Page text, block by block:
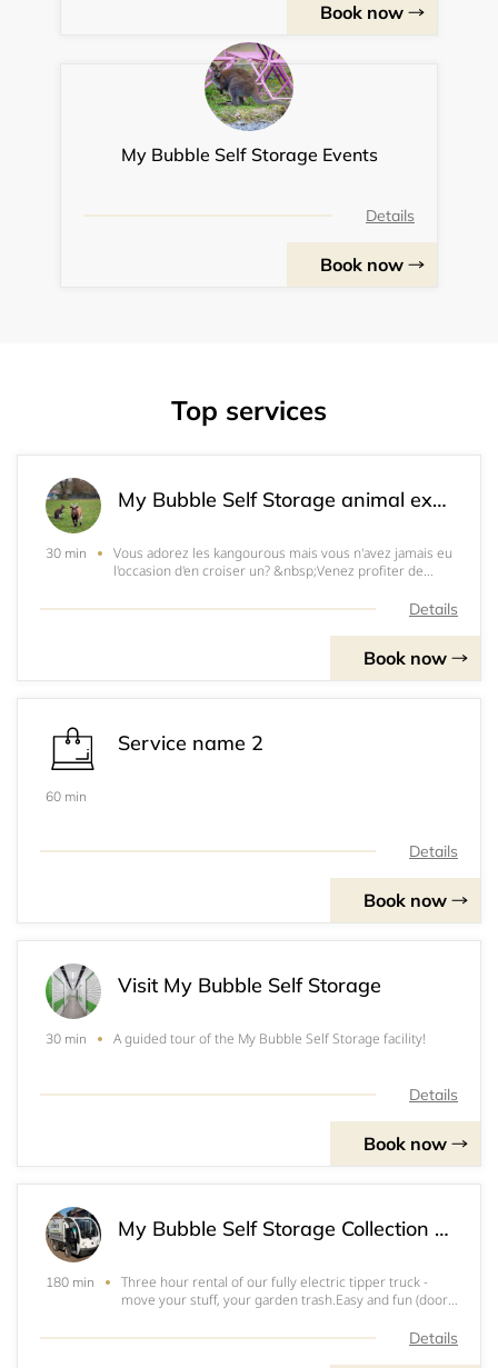
Book now
My Bubble Self Storage Events
Details
Book now
Top services
My Bubble Self Storage animal experience!
30 min
Vous adorez les kangourous mais vous n'avez jamais eu
l'occasion d'en croiser un? &nbsp;Venez profiter de
visite à nos &nbsp;animaux ! LES CHIENS SONT
Details
Book now
Service name 2
60 min
Details
Book now
Visit My Bubble Self Storage
30 min A guided tour of the My Bubble Self Storage facility!
Details
Book now
My Bubble Self Storage Collection and Delivery service
180 min
Three hour rental of our fully electric tipper truck -
move your stuff, your garden trash.Easy and fun (doors
Details